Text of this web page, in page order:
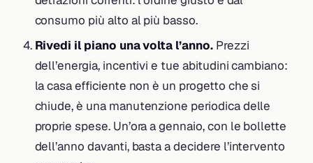
consumo più alto al più basso.
Rivedi il piano una volta l’anno.Prezzi
dell’energia, incentivi e tue abitudini cambiano:
la casa efficiente non è un progetto che si
chiude, è una manutenzione periodica delle
proprie spese. Un’ora a gennaio, con le bollette
dell’anno davanti, basta a decidere l’intervento